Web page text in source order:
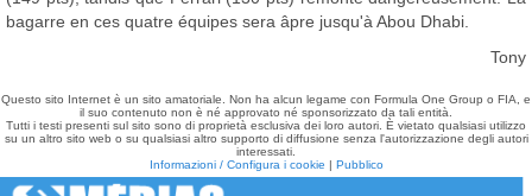
bagarre en ces quatre équipes sera âpre jusqu'à Abou Dhabi.
Tony
Questo sito Internet è un sito amatoriale. Non ha alcun legame con Formula One Group o FIA, e
il suo contenuto non è né approvato né sponsorizzato da tali entità.
Tutti i testi presenti sul sito sono di proprietà esclusiva dei loro autori. È vietato qualsiasi utilizzo
su un altro sito web o su qualsiasi altro supporto di diffusione senza l'autorizzazione degli autori
interessati.
Informazioni / Configura i cookie | Pubblico